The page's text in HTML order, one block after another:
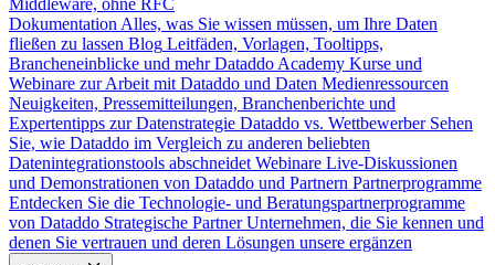
Middleware, ohne RFC
Dokumentation Alles, was Sie wissen müssen, um Ihre Daten
fließen zu lassen Blog Leitfäden, Vorlagen, Tooltipps,
Brancheneinblicke und mehr Dataddo Academy Kurse und
Webinare zur Arbeit mit Dataddo und Daten Medienressourcen
Neuigkeiten, Pressemitteilungen, Branchenberichte und
Expertentipps zur Datenstrategie Dataddo vs. Wettbewerber Sehen
Sie, wie Dataddo im Vergleich zu anderen beliebten
Datenintegrationstools abschneidet Webinare Live-Diskussionen
und Demonstrationen von Dataddo und Partnern Partnerprogramme
Entdecken Sie die Technologie- und Beratungspartnerprogramme
von Dataddo Strategische Partner Unternehmen, die Sie kennen und
denen Sie vertrauen und deren Lösungen unsere ergänzen